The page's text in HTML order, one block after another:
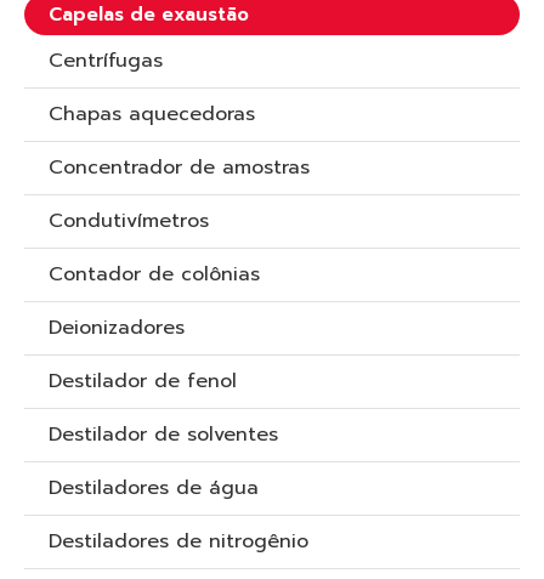
Capelas de exaustão
Centrífugas
Chapas aquecedoras
Concentrador de amostras
Condutivímetros
Contador de colônias
Deionizadores
Destilador de fenol
Destilador de solventes
Destiladores de água
Destiladores de nitrogênio